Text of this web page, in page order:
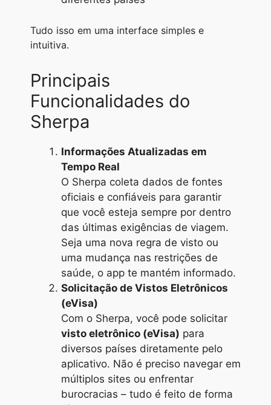
Tudo isso em uma interface simples e
intuitiva.
Principais
Funcionalidades do
Sherpa
Informações Atualizadas em
Tempo Real
O Sherpa coleta dados de fontes
oficiais e confiáveis para garantir
que você esteja sempre por dentro
das últimas exigências de viagem.
Seja uma nova regra de visto ou
uma mudança nas restrições de
saúde, o app te mantém informado.
Solicitação de Vistos Eletrônicos
(eVisa)
Com o Sherpa, você pode solicitar
visto eletrônico (eVisa) para
diversos países diretamente pelo
aplicativo. Não é preciso navegar em
múltiplos sites ou enfrentar
burocracias – tudo é feito de forma